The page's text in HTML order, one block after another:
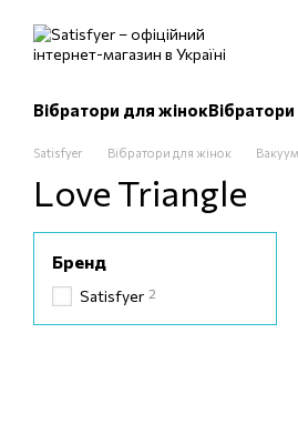
Вібратори для жінокВібратори
Satisfyer Вібратори для жінок
Love Triangle
Бренд
Satisfyer 2